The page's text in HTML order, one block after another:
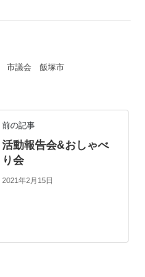
市議会 飯塚市
前の記事
活動報告会&おしゃべ
り会
2021年2月15日